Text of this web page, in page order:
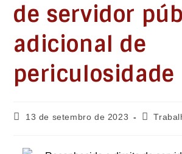
de servidor
adicional de
periculosidade
Post13 de setembro de 2023
Categoria